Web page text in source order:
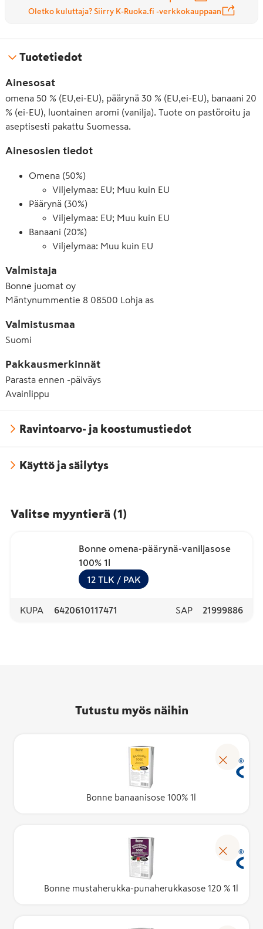
Oletko kuluttaja? Siirry K-Ruoka.fi -verkkokauppaan
Tuotetiedot
Ainesosat
omena 50 % (EU,ei-EU), päärynä 30 % (EU,ei-EU), banaani 20
% (ei-EU), luontainen aromi (vanilja). Tuote on pastöroitu ja
aseptisesti pakattu Suomessa.
Ainesosien tiedot
Omena (50%)
Viljelymaa: EU; Muu kuin EU
Päärynä (30%)
Viljelymaa: EU; Muu kuin EU
Banaani (20%)
Viljelymaa: Muu kuin EU
Valmistaja
Bonne juomat oy
Mäntynummentie 8 08500 Lohja as
Valmistusmaa
Suomi
Pakkausmerkinnät
Parasta ennen -päiväys
Avainlippu
Ravintoarvo- ja koostumustiedot
Käyttö ja säilytys
Valitse myyntierä (1 )
Bonne omena-päärynä-vaniljasose
100% 1l
12 TLK / PAK
KUPA 6420610117471 SAP 21999886
Tutustu myös näihin
Bonne banaanisose 100% 1l
Bonne mustaherukka-punaherukkasose 120 % 1l